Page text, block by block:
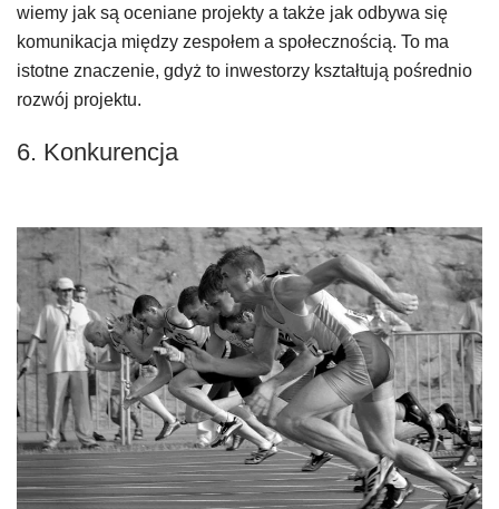
wiemy jak są oceniane projekty a także jak odbywa się
komunikacja między zespołem a społecznością. To ma
istotne znaczenie, gdyż to inwestorzy kształtują pośrednio
rozwój projektu.
6. Konkurencja